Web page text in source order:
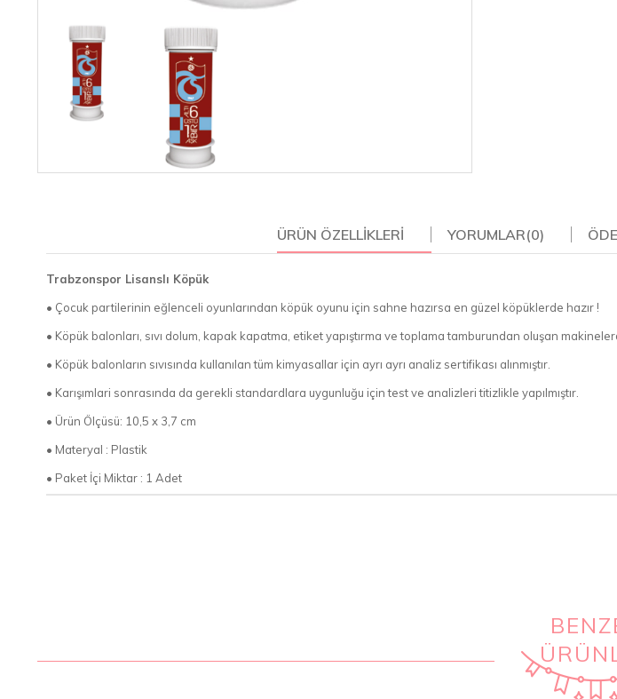
ÜRÜN ÖZELLIKLERI YORUMLAR(0)
Trabzonspor Lisanslı Köpük
• Çocuk partilerinin eğlenceli oyunlarından köpük oyunu için sahne hazırsa en güzel köpüklerde hazır !
• Köpük balonları, sıvı dolum, kapak kapatma, etiket yapıştırma ve toplama tamburundan oluşan
• Köpük balonların sıvısında kullanılan tüm kimyasallar için ayrı ayrı analiz sertifikası alınmıştır.
• Karışımlari sonrasında da gerekli standardlara uygunluğu için test ve analizleri titizlikle yapılmıştır.
• Ürün Ölçüsü: 10,5 x 3,7 cm
• Materyal : Plastik
• Paket İçi Miktar : 1 Adet